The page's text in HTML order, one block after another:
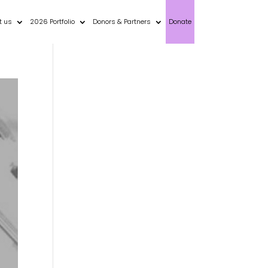
us 2026 Portfolio Donors & Partners Donate